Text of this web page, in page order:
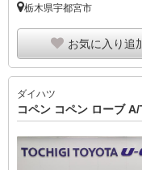
栃木県宇都宮市
お気に入り追
ダイハツ
コペン コペン ローブ